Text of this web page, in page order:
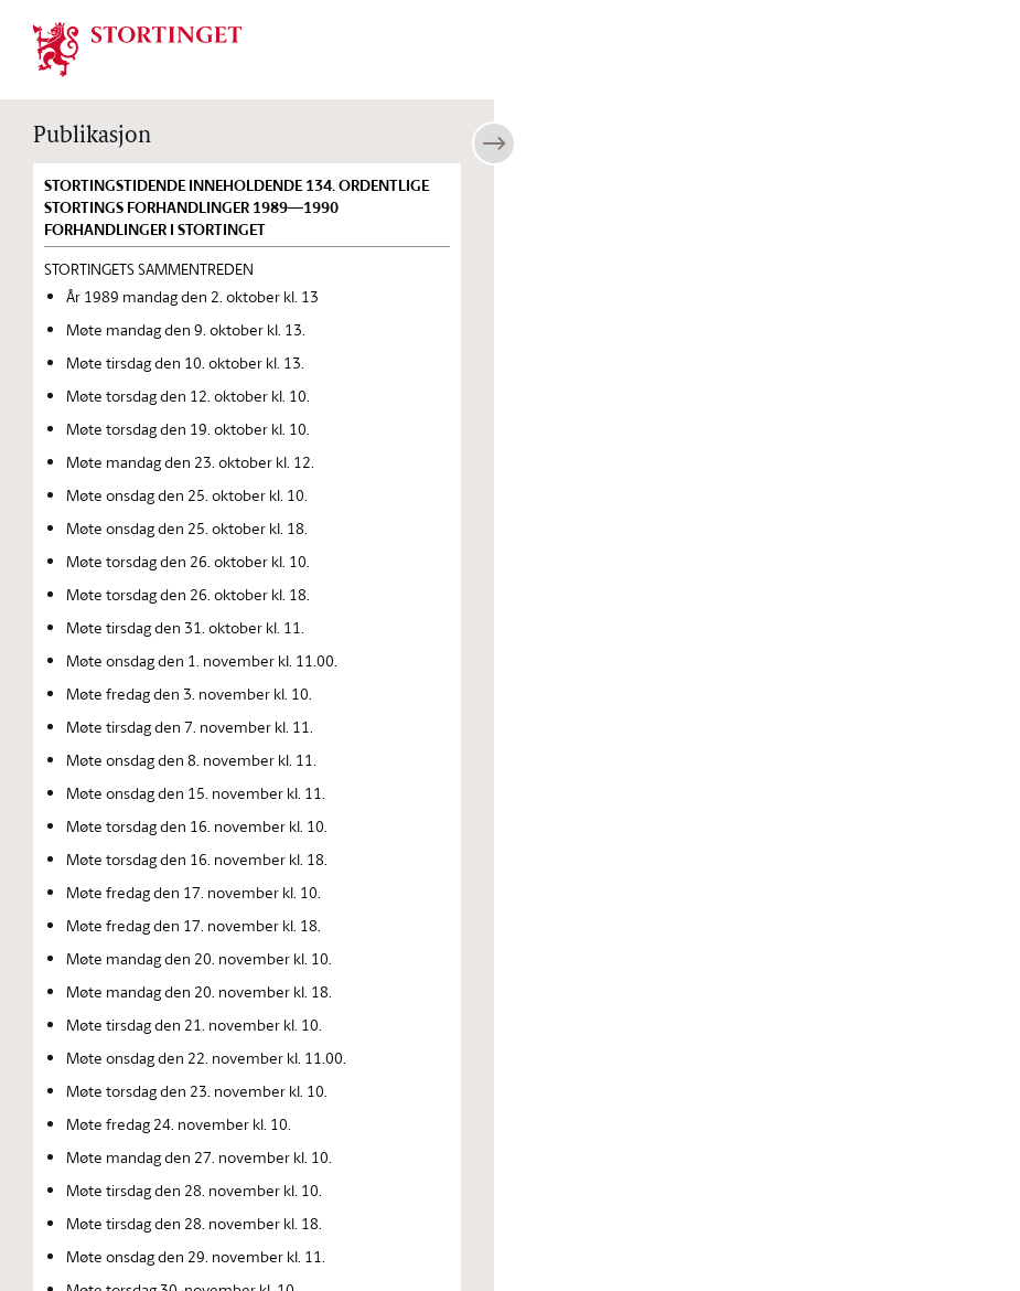
Stortinget.no
Publikasjon
STORTINGSTIDENDE INNEHOLDENDE 134. ORDENTLIGE
STORTINGS FORHANDLINGER 1989—1990
FORHANDLINGER I STORTINGET
STORTINGETS SAMMENTREDEN
År 1989 mandag den 2. oktober kl. 13
Møte mandag den 9. oktober kl. 13.
Møte tirsdag den 10. oktober kl. 13.
Møte torsdag den 12. oktober kl. 10.
Møte torsdag den 19. oktober kl. 10.
Møte mandag den 23. oktober kl. 12.
Møte onsdag den 25. oktober kl. 10.
Møte onsdag den 25. oktober kl. 18.
Møte torsdag den 26. oktober kl. 10.
Møte torsdag den 26. oktober kl. 18.
Møte tirsdag den 31. oktober kl. 11.
Møte onsdag den 1. november kl. 11.00.
Møte fredag den 3. november kl. 10.
Møte tirsdag den 7. november kl. 11.
Møte onsdag den 8. november kl. 11.
Møte onsdag den 15. november kl. 11.
Møte torsdag den 16. november kl. 10.
Møte torsdag den 16. november kl. 18.
Møte fredag den 17. november kl. 10.
Møte fredag den 17. november kl. 18.
Møte mandag den 20. november kl. 10.
Møte mandag den 20. november kl. 18.
Møte tirsdag den 21. november kl. 10.
Møte onsdag den 22. november kl. 11.00.
Møte torsdag den 23. november kl. 10.
Møte fredag 24. november kl. 10.
Møte mandag den 27. november kl. 10.
Møte tirsdag den 28. november kl. 10.
Møte tirsdag den 28. november kl. 18.
Møte onsdag den 29. november kl. 11.